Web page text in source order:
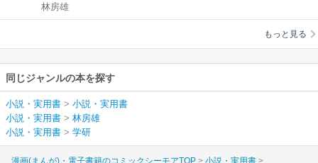
林房雄
もっと見る
同じジャンルの本を探す
小説・実用書 > 小説・実用書
小説・実用書 > 林房雄
小説・実用書 > 学研
漫画(まんが)・電子書籍のコミックシーモアTOP
小説・実用書